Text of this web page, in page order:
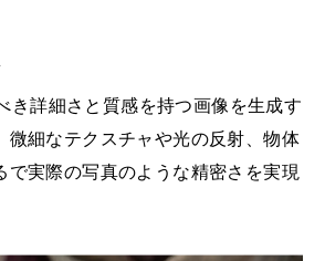
き詳細さと質感を持つ画像を生成す
微細なテクスチャや光の反射、物体
で実際の写真のような精密さを実現